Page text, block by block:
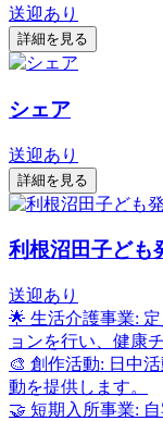
送迎あり
詳細を見る
シェア
送迎あり
詳細を見る
利根沼田子ども
送迎あり
🌟 生活介護事業:
ョンを行い、健康
🎨 創作活動: 日中
動を提供します。
🤝 短期入所事業: